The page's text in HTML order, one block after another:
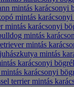
mintás karácsonyi
mintás
mintás karácsonyi
mintás
mintás
mintás
karácsonyi
karácsonyi
terrier mintás